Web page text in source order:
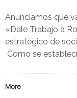
Anunciamos que
«Dale Trabajo a
estratégico de
Como se
More